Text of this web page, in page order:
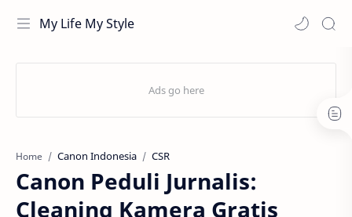
My Life My Style
Home Canon Indonesia CSR
Canon Peduli Jurnalis:
Cleaning Kamera Gratis